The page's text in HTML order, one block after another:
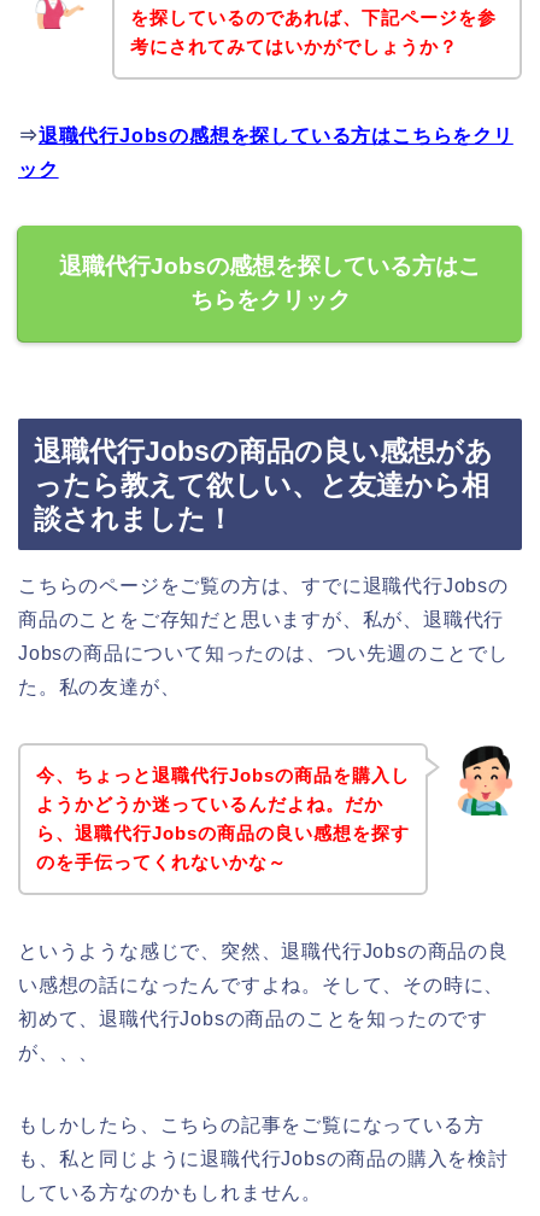
を探しているのであれば、下記ページを参
考にされてみてはいかがでしょうか？
⇒退職代行Jobsの感想を探している方はこちらをクリ
ック
退職代行Jobsの感想を探している方はこ
ちらをクリック
退職代行Jobsの商品の良い感想があ
ったら教えて欲しい、と友達から相
談されました！
こちらのページをご覧の方は、すでに退職代行Jobsの
商品のことをご存知だと思いますが、私が、退職代行
Jobsの商品について知ったのは、つい先週のことでし
た。私の友達が、
今、ちょっと退職代行Jobsの商品を購入し
ようかどうか迷っているんだよね。だか
ら、退職代行Jobsの商品の良い感想を探す
のを手伝ってくれないかな～
というような感じで、突然、退職代行Jobsの商品の良
い感想の話になったんですよね。そして、その時に、
初めて、退職代行Jobsの商品のことを知ったのです
が、、、
もしかしたら、こちらの記事をご覧になっている方
も、私と同じように退職代行Jobsの商品の購入を検討
している方なのかもしれません。